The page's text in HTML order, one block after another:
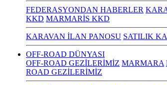
FEDERASYONDAN HABERLER
KKD MARMARİS KKD
KARAVAN İLAN PANOSU SATILIK
OFF-ROAD DÜNYASI
OFF-ROAD GEZİLERİMİZ MARMARA
ROAD GEZİLERİMİZ